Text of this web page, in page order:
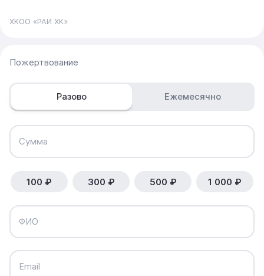
ХКОО «РАИ ХК»
Пожертвование
Разово Ежемесячно
Сумма
100 ₽ 300 ₽ 500 ₽ 1 000 ₽
ФИО
Email